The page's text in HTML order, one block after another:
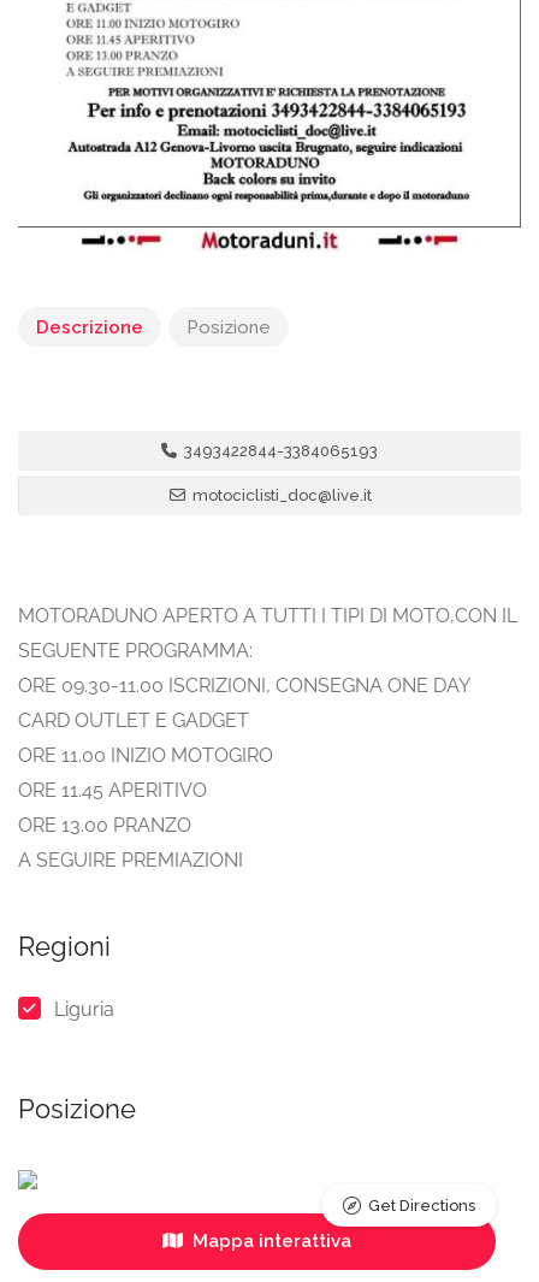
Descrizione Posizione
3493422844-3384065193
motociclisti_doc@live.it
MOTORADUNO APERTO A TUTTI I TIPI DI MOTO,CON IL
SEGUENTE PROGRAMMA:
ORE 09.30-11.00 ISCRIZIONI, CONSEGNA ONE DAY
CARD OUTLET E GADGET
ORE 11.00 INIZIO MOTOGIRO
ORE 11.45 APERITIVO
ORE 13.00 PRANZO
A SEGUIRE PREMIAZIONI
Regioni
Liguria
Posizione
Mappa interattiva
Get Directions